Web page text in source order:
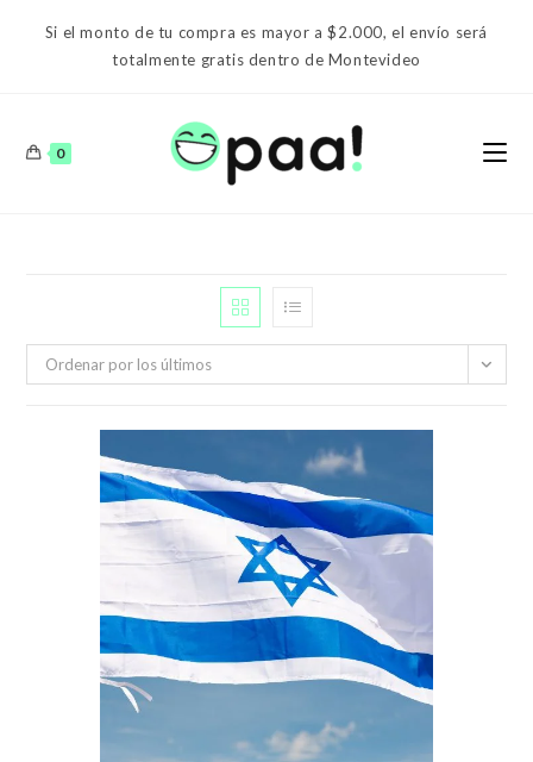
Si el monto de tu compra es mayor a $2.000, el envío será
totalmente gratis dentro de Montevideo
0
Ordenar por los últimos